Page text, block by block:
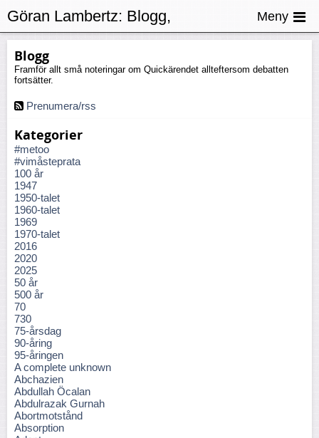
Blogg
Framför allt små noteringar om Quickärendet allteftersom debatten
fortsätter.
Prenumera/rss
Kategorier
#metoo
#vimåsteprata
100 år
1947
1950-talet
1960-talet
1969
1970-talet
2016
2020
2025
50 år
500 år
70
730
75-årsdag
90-åring
95-åringen
A complete unknown
Abchazien
Abdullah Öcalan
Abdulrazak Gurnah
Abortmotstånd
Absorption
Göran Lambertz: Blogg,
Skattegården
Meny